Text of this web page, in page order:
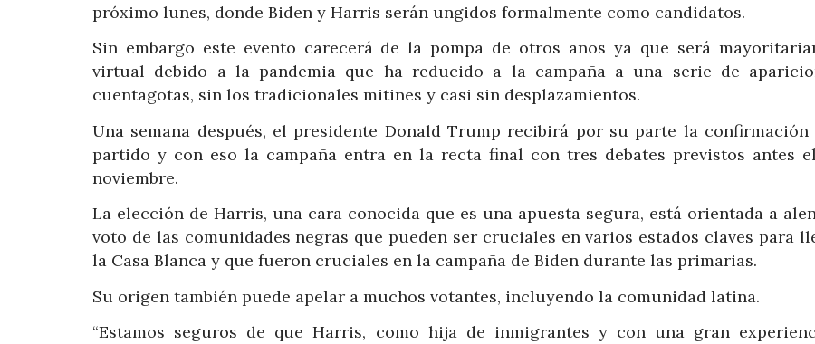
próximo lunes, donde Biden y Harris serán ungidos formalmente como candidatos.
Sin embargo este evento carecerá de la pompa de otros años ya que será
virtual debido a la pandemia que ha reducido a la campaña a una serie de
cuentagotas, sin los tradicionales mitines y casi sin desplazamientos.
Una semana después, el presidente Donald Trump recibirá por su parte la confirmación
partido y con eso la campaña entra en la recta final con tres debates previstos antes
noviembre.
La elección de Harris, una cara conocida que es una apuesta segura, está orientada a
voto de las comunidades negras que pueden ser cruciales en varios estados claves para
la Casa Blanca y que fueron cruciales en la campaña de Biden durante las primarias.
Su origen también puede apelar a muchos votantes, incluyendo la comunidad latina.
“Estamos seguros de que Harris, como hija de inmigrantes y con una gran